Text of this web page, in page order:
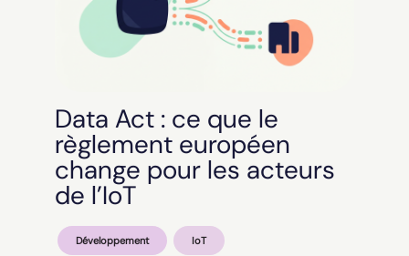
Data Act : ce que le
règlement européen
change pour les acteurs
de l’IoT
Développement IoT